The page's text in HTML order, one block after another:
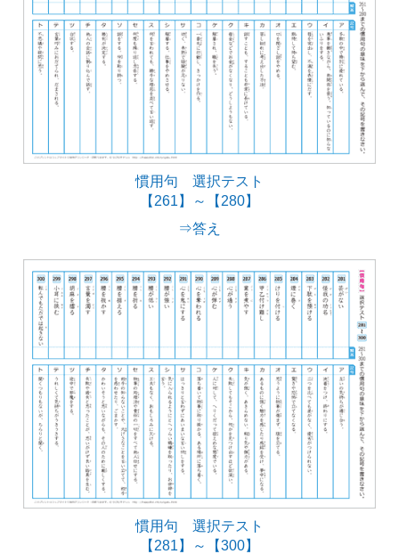
慣用句 選択テスト
【261】～【280】
⇒答え
慣用句 選択テスト
【281】～【300】